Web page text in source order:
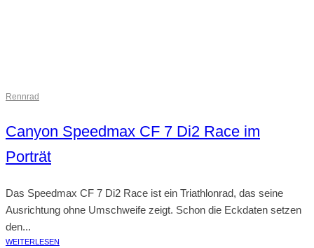
Rennrad
Canyon Speedmax CF 7 Di2 Race im
Porträt
Das Speedmax CF 7 Di2 Race ist ein Triathlonrad, das seine
Ausrichtung ohne Umschweife zeigt. Schon die Eckdaten setzen
den...
WEITERLESEN